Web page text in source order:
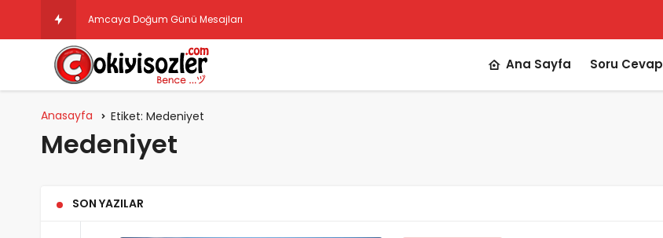
Amcaya Doğum Günü Mesajları
Ana Sayfa Soru Cevap
Anasayfa Etiket: Medeniyet
Medeniyet
SON YAZILAR